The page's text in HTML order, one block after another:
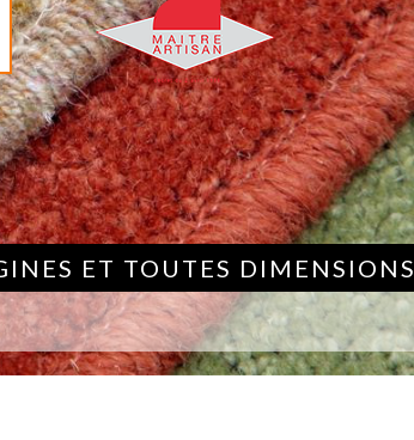
ET TOUTES DIMENSIONS